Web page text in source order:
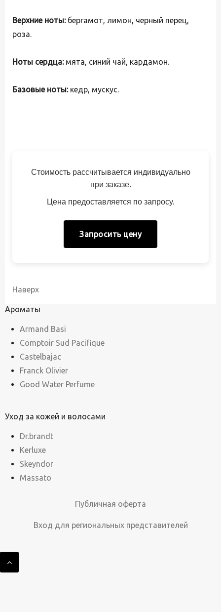
Верхние ноты:бергамот, лимон, черный перец,
роза.
Ноты сердца:мята, синий чай, кардамон.
Базовые ноты:кедр, мускус.
Стоимость рассчитывается индивидуально
при заказе.
Цена предоставляется по запросу.
Запросить цену
Наверх
Ароматы
Armand Basi
Comptoir Sud Pacifique
Castelbajac
Franck Olivier
Good Water Perfume
Уход за кожей и волосами
Dr.brandt
Kerluxe
Skeyndor
Massato
Публичная оферта
Вход для региональных представителей